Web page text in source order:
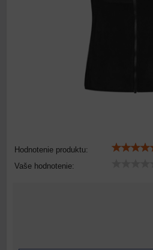
Hodnotenie produktu:
Vaše hodnotenie: